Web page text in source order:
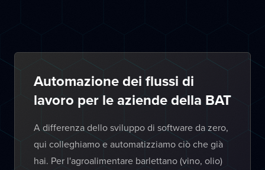
Automazione dei flussi di
lavoro per le aziende della BAT
A differenza dello sviluppo di software da zero,
qui colleghiamo e automatizziamo ciò che già
hai. Per l'agroalimentare barlettano (vino, olio)